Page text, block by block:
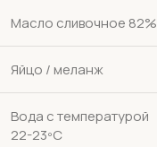
Масло сливочное 82%
Яйцо / меланж
Вода с температурой
22-23ºС